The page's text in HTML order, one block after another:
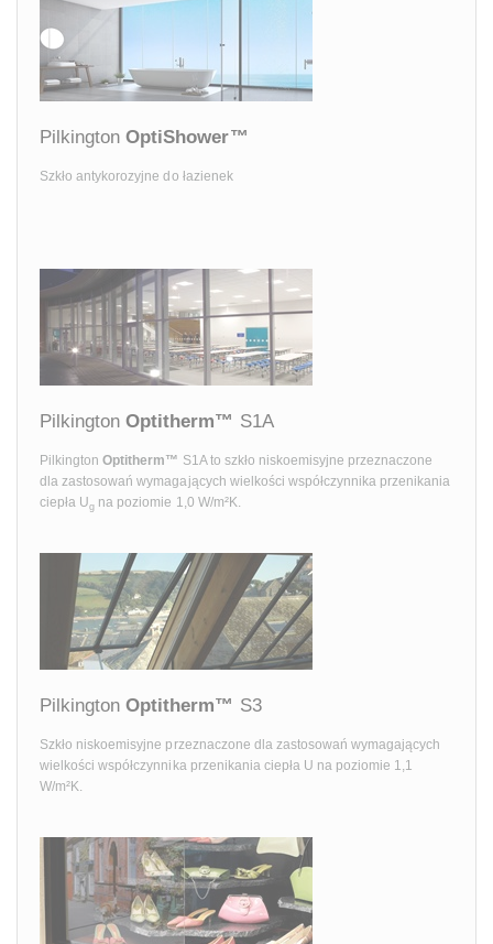
Pilkington OptiShower™
Szkło antykorozyjne do łazienek
Pilkington Optitherm™ S1A
PilkingtonOptitherm™ S1A to szkło niskoemisyjne przeznaczone
dla zastosowań wymagających wielkości współczynnika przenikania
ciepła Ug na poziomie 1,0 W/m²K.
Pilkington Optitherm™ S3
Szkło niskoemisyjne przeznaczone dla zastosowań wymagających
wielkości współczynnika przenikania ciepła U na poziomie 1,1
W/m²K.